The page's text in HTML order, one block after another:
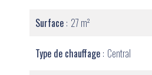
Surface 27 m²
Type de chauffage Central